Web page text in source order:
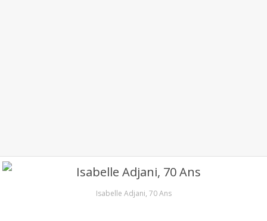
Isabelle Adjani, 70 Ans